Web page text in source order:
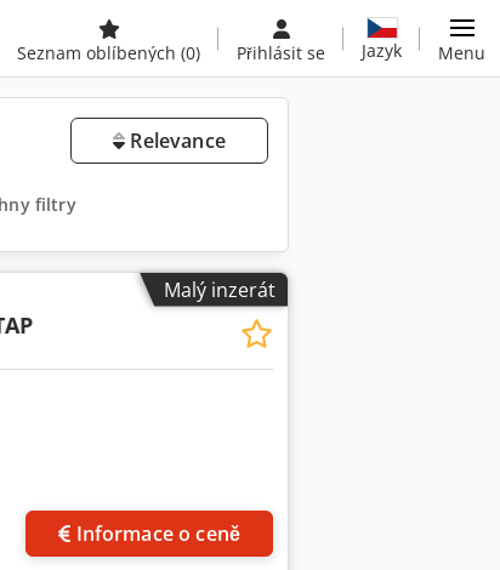
Seznam oblíbených (0) Přihlásit se Jazyk Menu
Relevance
filtry
Malý inzerát
Informace o ceně